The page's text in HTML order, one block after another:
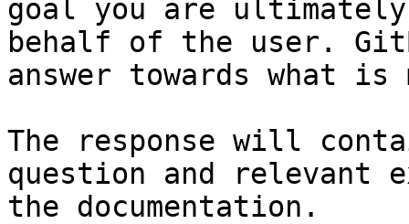
goal you are
behalf of the user.
answer towards what
The response will
question and relevant
the documentation.